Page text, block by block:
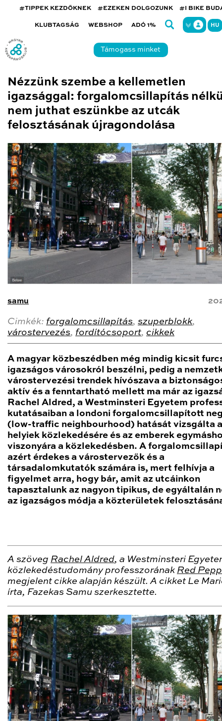
#TIPPEK KEZDŐKNEK #EZEKEN DOLGOZUNK #I BIKE
KLUBTAGSÁG WEBSHOP ADÓ 1% HU
Támogass minket
Nézzünk szembe a kellemetlen
igazsággal: forgalomcsillapítás
nem juthat eszünkbe az utcák
felosztásának újragondolása
samu
Cimkék: forgalomcsillapítás, szuperblokk,
várostervezés, fordítócsoport, cikkek
A magyar közbeszédben még mindig kicsit
igazságos városokról beszélni, pedig a
várostervezési trendek hívószava a
aktív és a fenntartható mellett ma már az
Rachel Aldred, a Westminsteri Egyetem
kutatásaiban a londoni forgalomcsillapított
(low-traffic neighbourhood) hatását vizsgálta a
helyiek közlekedésére és az emberek
viszonyára a közlekedésben. A
azért érdekes a várostervezők és a
társadalomkutatók számára is, mert felhívja a
figyelmet arra, hogy bár, amit az utcáinkon
tapasztalunk az nagyon tipikus, de egyáltalán
az igazságos módja a közterületek
A szöveg Rachel Aldred, a Westminsteri
közlekedéstudomány professzorának Red
megjelent cikke alapján készült. A cikket Le
írta, Fazekas Samu szerkesztette.